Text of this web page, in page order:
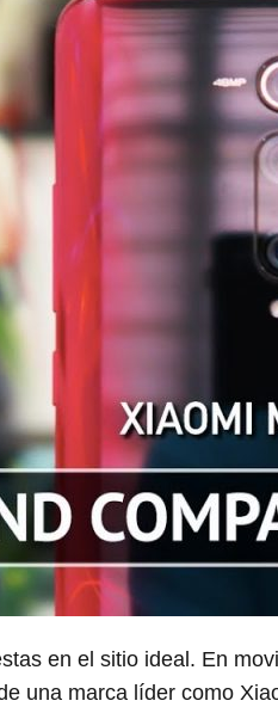
en el sitio ideal. En
una marca líder como